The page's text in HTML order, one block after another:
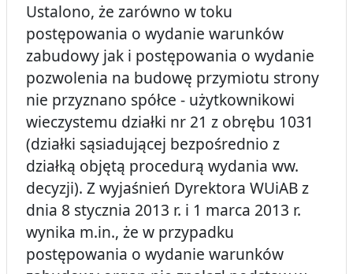
Ustalono, że zarówno w toku
postępowania o wydanie warunków
zabudowy jak i postępowania o wydanie
pozwolenia na budowę przymiotu strony
nie przyznano spółce - użytkownikowi
wieczystemu działki nr 21 z obrębu 1031
(działki sąsiadującej bezpośrednio z
działką objętą procedurą wydania ww.
decyzji). Z wyjaśnień Dyrektora WUiAB z
dnia 8 stycznia 2013 r. i 1 marca 2013 r.
wynika m.in., że w przypadku
postępowania o wydanie warunków